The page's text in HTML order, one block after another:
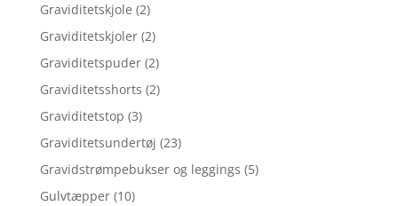
Graviditetskjole (2)
Graviditetskjoler (2)
Graviditetspuder (2)
Graviditetsshorts (2)
Graviditetstop (3)
Graviditetsundertøj (23)
Gravidstrømpebukser og leggings (5)
Gulvtæpper (10)